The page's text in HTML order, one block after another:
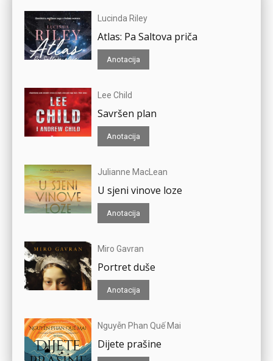
Lucinda Riley
Atlas: Pa Saltova priča
Anotacija
Lee Child
Savršen plan
Anotacija
Julianne MacLean
U sjeni vinove loze
Anotacija
Miro Gavran
Portret duše
Anotacija
Nguyễn Phan Quế Mai
Dijete prašine